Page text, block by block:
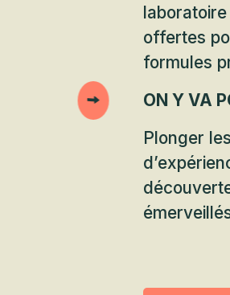
offertes
formules
ON Y VA
Plonger